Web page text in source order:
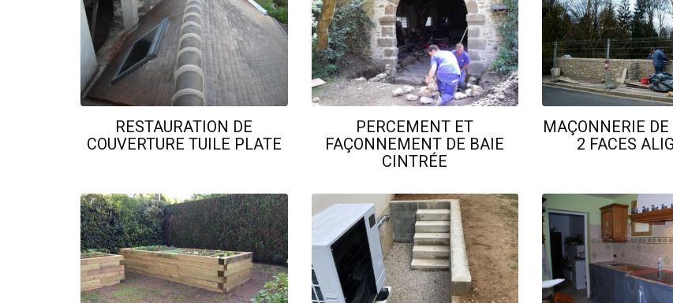
RESTAURATION DE
COUVERTURE TUILE PLATE
PERCEMENT ET
FAÇONNEMENT DE BAIE
CINTRÉE
MAÇONNERIE
2 FACES